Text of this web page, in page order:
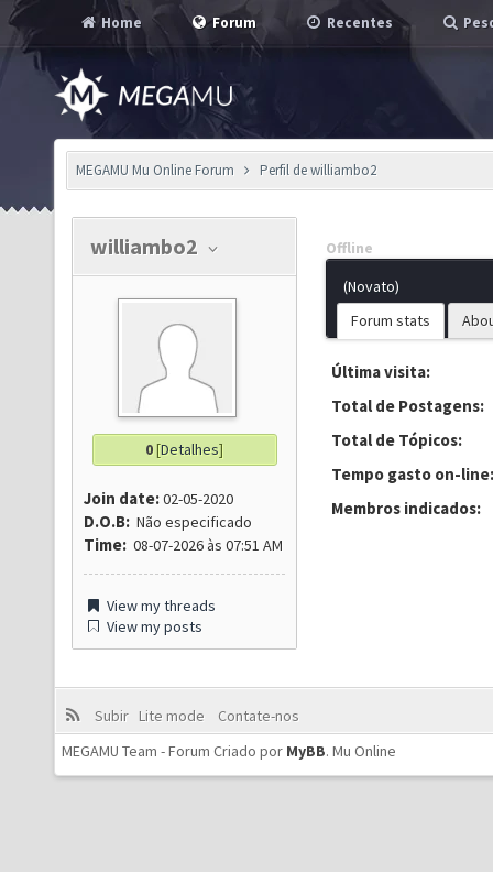
Home Forum Recentes
MEGAMU Mu Online Forum Perfil de williambo2
williambo2
0[Detalhes]
Join date:02-05-2020
D.O.B: Não especificado
Time: 08-07-2026 às 07:51 AM
View my threads
View my posts
Offline
(Novato)
Forum stats
Última visita:
Total de Postagens:
Total de Tópicos:
Tempo gasto on-line:
Membros indicados:
Subir Lite mode
Contate-nos
MEGAMU Team - Forum Criado por MyBB. Mu Online